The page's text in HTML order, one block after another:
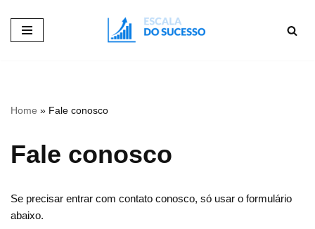
Pular
Home » Fale conosco
Fale conosco
Se precisar entrar com contato conosco, só usar o formulário
abaixo.